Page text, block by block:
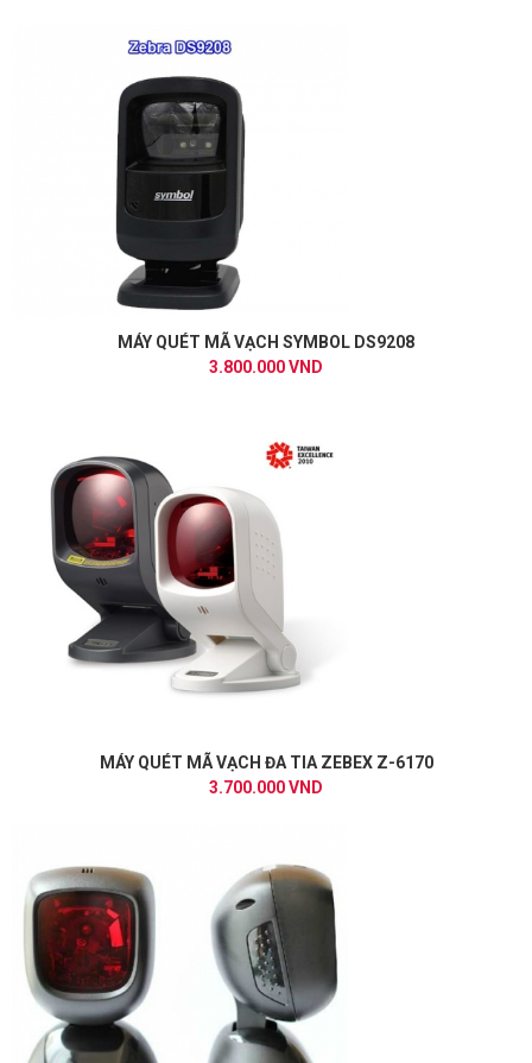
MÁY QUÉT MÃ VẠCH SYMBOL DS9208
3.800.000 VND
MÁY QUÉT MÃ VẠCH ĐA TIA ZEBEX Z-6170
3.700.000 VND